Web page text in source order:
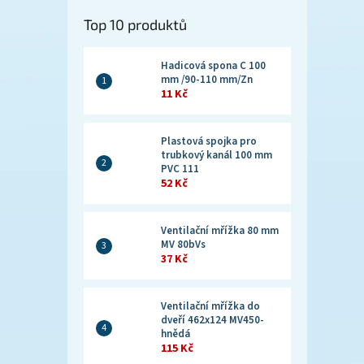
Top 10 produktů
Hadicová spona C 100
mm /90-110 mm/Zn
11 Kč
Plastová spojka pro
trubkový kanál 100 mm
PVC 111
52 Kč
Ventilační mřížka 80 mm
MV 80bVs
37 Kč
Ventilační mřížka do
dveří 462x124 MV450-
hnědá
115 Kč